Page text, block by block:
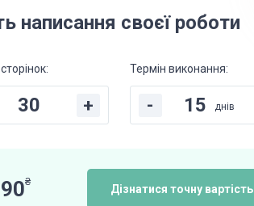
написання своєї роботи
+
Термін виконання:
- днів
₴
Дізнатися точну вартість